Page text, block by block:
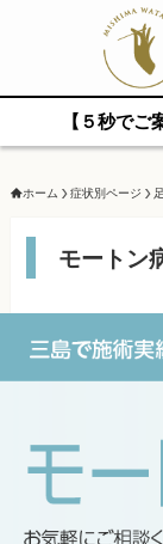
【５秒で
ホーム 症状別ページ
モートン